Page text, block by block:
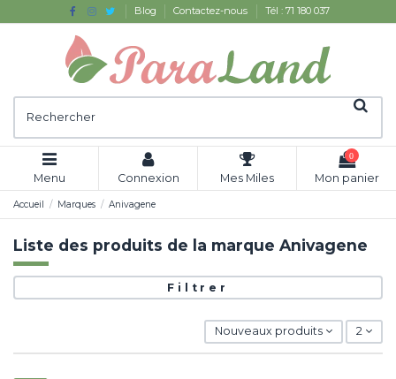
Blog Contactez-nous Tél : 71 180 037
Menu Connexion Mes Miles
0
Mon panier
Accueil Marques Anivagene
Liste des produits de la marque Anivagene
Filtrer
Nouveaux produits 2